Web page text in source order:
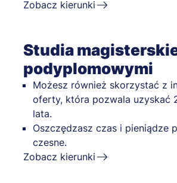
Zobacz kierunki
Studia
podyplomowymi
Możesz również skorzystać z
oferty, która pozwala uzyskać
lata.
Oszczędzasz czas i pieniądze
czesne.
Zobacz kierunki